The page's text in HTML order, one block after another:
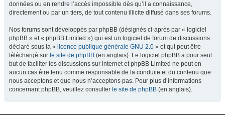
données ou en rendre l’accès impossible dès qu’il a connaissance,
directement ou par un tiers, de tout contenu illicite diffusé dans ses forums.
Nos forums sont développés par phpBB (désignés ci-après par « logiciel
phpBB » et « phpBB Limited ») qui est un logiciel de forum de discussions
déclaré sous la « licence publique générale GNU 2.0 » et qui peut être
téléchargé sur le site de phpBB (en anglais). Le logiciel phpBB a pour seul
but de faciliter les discussions sur internet et phpBB Limited ne peut en
aucun cas être tenu comme responsable de la conduite et du contenu que
nous acceptons et que nous n’acceptons pas. Pour plus d’informations
concernant phpBB, veuillez consulter le site de phpBB (en anglais).